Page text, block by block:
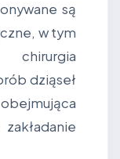
są
w tym
dziąseł